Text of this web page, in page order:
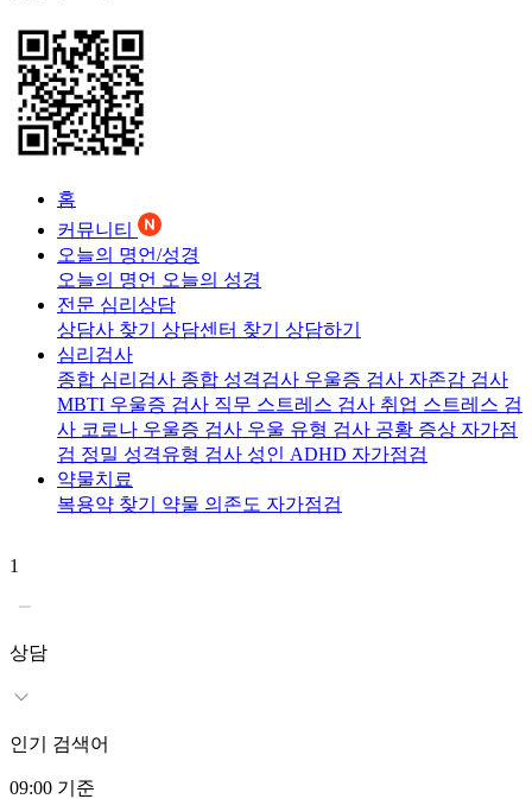
홈
커뮤니티
오늘의 명언/성경
오늘의 명언 오늘의 성경
전문 심리상담
상담사 찾기 상담센터 찾기 상담하기
심리검사
종합 심리검사 종합 성격검사 우울증 검사 자존감 검사
MBTI 우울증 검사 직무 스트레스 검사 취업 스트레스 검
사 코로나 우울증 검사 우울 유형 검사 공황 증상 자가점
검 정밀 성격유형 검사 성인 ADHD 자가점검
약물치료
복용약 찾기 약물 의존도 자가점검
1
상담
인기 검색어
09:00 기준